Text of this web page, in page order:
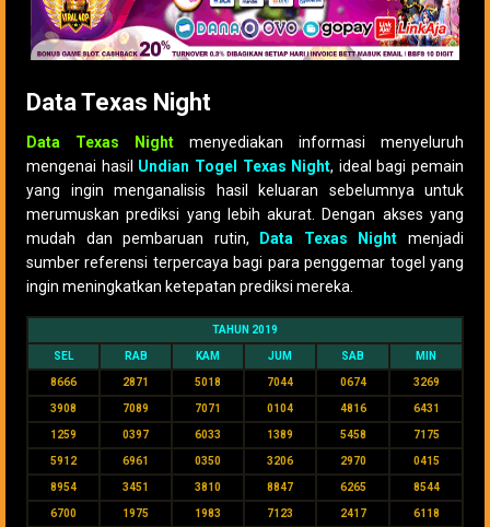
Data Texas Night
Data Texas Night menyediakan informasi menyeluruh
mengenai hasil Undian Togel Texas Night, ideal bagi pemain
yang ingin menganalisis hasil keluaran sebelumnya untuk
merumuskan prediksi yang lebih akurat. Dengan akses yang
mudah dan pembaruan rutin,
Data Texas Night menjadi
sumber referensi terpercaya bagi para penggemar togel yang
ingin meningkatkan ketepatan prediksi mereka.
TAHUN 2019
SEL RAB KAM JUM SAB MIN
8666 2871 5018 7044 0674 3269
3908 7089 7071 0104 4816 6431
1259 0397 6033 1389 5458 7175
5912 6961 0350 3206 2970 0415
8954 3451 3810 8847 6265 8544
6700 1975 1983 7123 2417 6118